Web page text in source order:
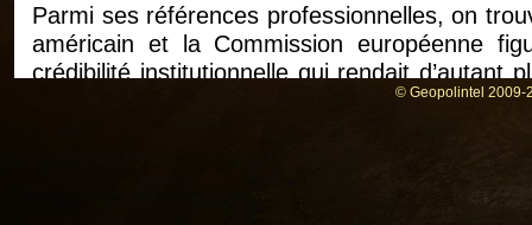
Parmi ses références professionnelles, on
américain et la Commission européenne
crédibilité institutionnelle qui rendait d’autant
officielle prévue pour accompagner© Geopolintel 2009-